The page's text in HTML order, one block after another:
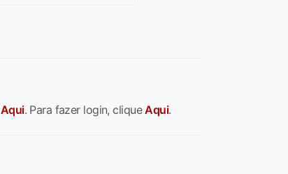
Aqui. Para fazer login, cliqueAqui.